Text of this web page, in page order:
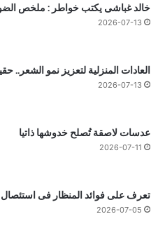
خالد غباشى يكتب خواطر : ملخص
2026-07-13
العادات المنزلية لتعزيز نمو الشعر..
2026-07-13
عدسات لاصقة تُصلح خدوشها ذاتيا
2026-07-11
تعرف على فوائد المنظار فى استئصال
2026-07-05